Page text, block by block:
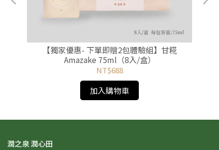
【獨家優惠- 下單即贈2包體驗組】甘糀
Amazake 75ml（8入/盒）
NT$688
加入購物車
潤之泉 潤心田